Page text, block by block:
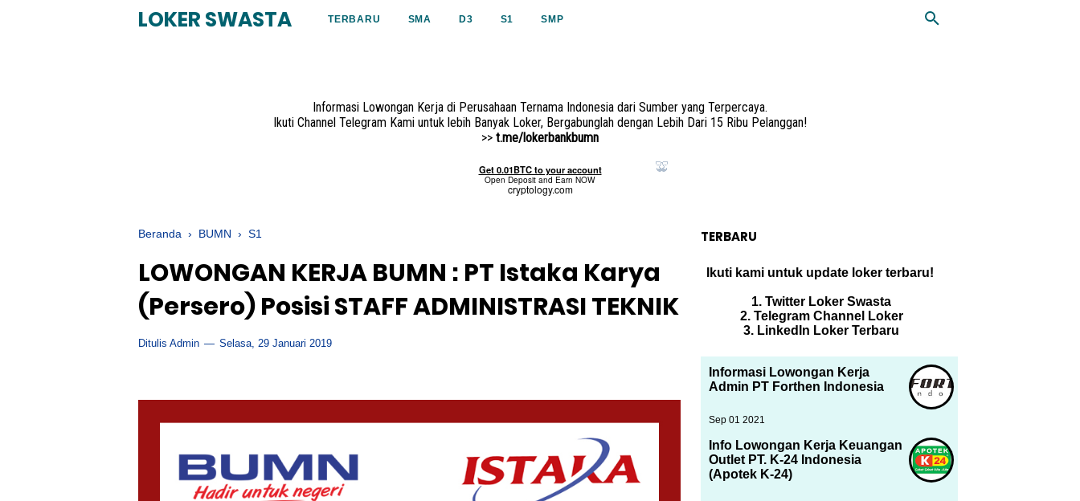
LOKER SWASTA TERBARU SMA D3 S1 SMP
Informasi Lowongan Kerja di Perusahaan Ternama Indonesia dari Sumber yang Terpercaya.
Ikuti Channel Telegram Kami untuk lebih Banyak Loker, Bergabunglah dengan Lebih Dari 15 Ribu Pelanggan!
>> t.me/lokerbankbumn
Beranda › BUMN › S1
LOWONGAN KERJA BUMN : PT Istaka Karya
(Persero) Posisi STAFF ADMINISTRASI TEKNIK
Ditulis Admin Selasa, 29 Januari 2019
TERBARU
Ikuti kami untuk update loker terbaru!
1. Twitter Loker Swasta
2. Telegram Channel Loker
3. LinkedIn Loker Terbaru
Informasi Lowongan Kerja
Admin PT Forthen Indonesia
Sep 01 2021
Info Lowongan Kerja Keuangan
Outlet PT. K-24 Indonesia
(Apotek K-24)